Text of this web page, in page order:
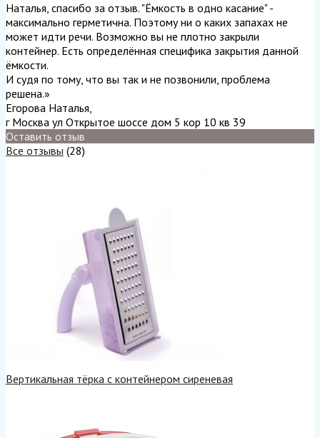
Наталья, спасибо за отзыв. "Ёмкость в одно касание" -
максимально герметична. Поэтому ни о каких запахах не
может идти речи. Возможно вы не плотно закрыли
контейнер. Есть определённая специфика закрытия данной
ёмкости.
И судя по тому, что вы так и не позвонили, проблема
решена.»
Егорова Наталья,
г Москва ул Открытое шоссе дом 5 кор 10 кв 39
Оставить отзыв
Все отзывы (28)
Вертикальная тёрка с контейнером сиреневая